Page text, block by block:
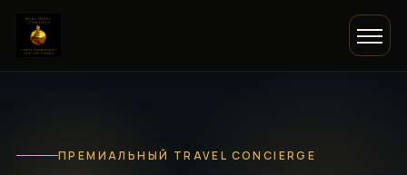
ПРЕМИАЛЬНЫЙ TRAVEL CONCIERGE